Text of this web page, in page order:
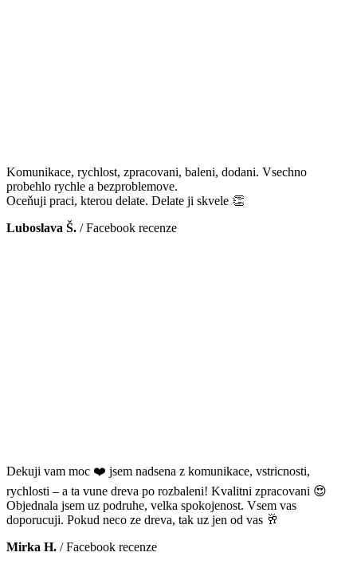
Komunikace, rychlost, zpracovani, baleni, dodani. Vsechno
probehlo rychle a bezproblemove.
Oceňuji praci, kterou delate. Delate ji skvele 👏
Luboslava Š. /Facebook recenze
Dekuji vam moc ❤️ jsem nadsena z komunikace, vstricnosti,
rychlosti – a ta vune dreva po rozbaleni! Kvalitni zpracovani 😍
Objednala jsem uz podruhe, velka spokojenost. Vsem vas
doporucuji. Pokud neco ze dreva, tak uz jen od vas 🥂
Mirka H. /Facebook recenze